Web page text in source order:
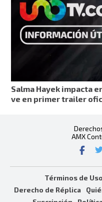
Salma Hayek impacta
ve en primer trailer
AMX
Términos de Uso
Derecho de Réplica